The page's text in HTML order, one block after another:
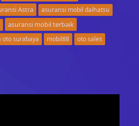
Astra
asuransi mobil daihatsu
asuransi mobil terbaik
oto surabaya mobil88
oto sales